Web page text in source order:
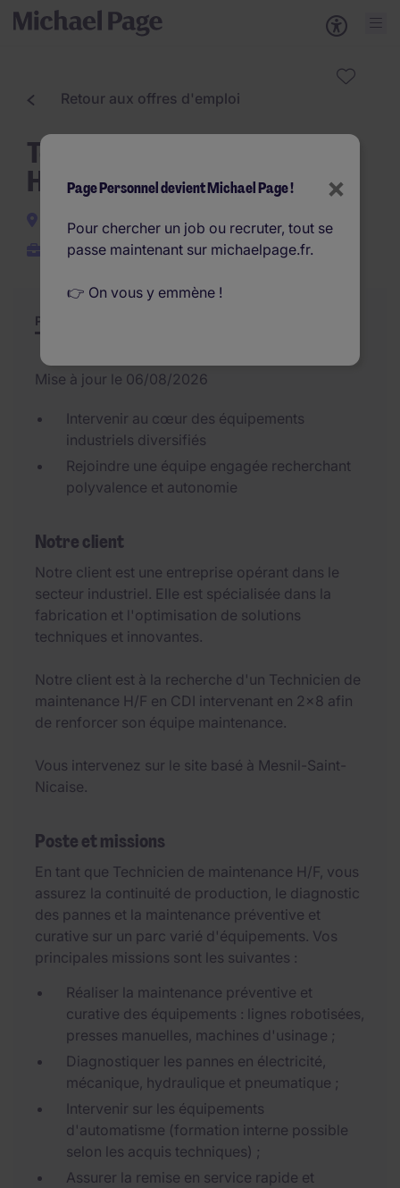
Retour aux offres d'emploi
Technicien de maintenance
H/F
Mesnil-Saint-Nicaise
CDI
Poste et missions
Mise à jour le 06/08/2026
Intervenir au cœur des équipements
industriels diversifiés
Rejoindre une équipe engagée recherchant
polyvalence et autonomie
Notre client
Notre client est une entreprise opérant dans le
secteur industriel. Elle est spécialisée dans la
fabrication et l'optimisation de solutions
techniques et innovantes.
Notre client est à la recherche d'un Technicien de
maintenance H/F en CDI intervenant en 2x8 afin
de renforcer son équipe maintenance.
Vous intervenez sur le site basé à Mesnil-Saint-
Nicaise.
Poste et missions
En tant que Technicien de maintenance H/F, vous
assurez la continuité de production, le diagnostic
des pannes et la maintenance préventive et
curative sur un parc varié d'équipements. Vos
principales missions sont les suivantes :
Réaliser la maintenance préventive et
curative des équipements : lignes robotisées,
presses manuelles, machines d'usinage ;
Diagnostiquer les pannes en électricité,
mécanique, hydraulique et pneumatique ;
Intervenir sur les équipements
d'automatisme (formation interne possible
selon les acquis techniques) ;
Assurer la remise en service rapide et
×
Page Personnel devient Michael Page !
Pour chercher un job ou recruter, tout se
passe maintenant sur michaelpage.fr.
👉 On vous y emmène !